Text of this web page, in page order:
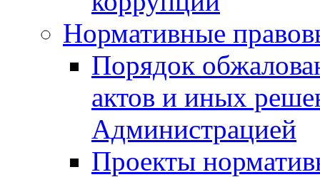
Нормативные
Порядок
актов и иных
Администрацией
Проекты